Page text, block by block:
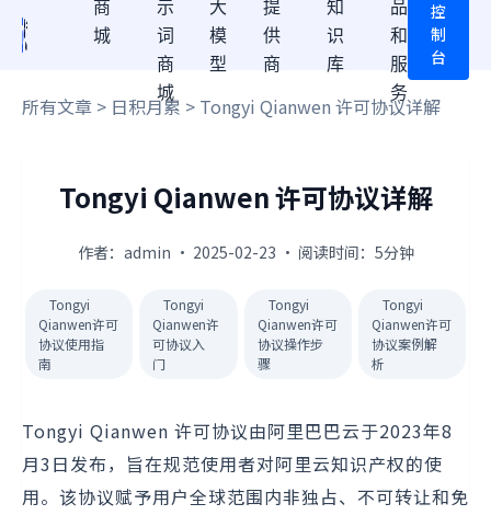
商
城
示
词
商
城
大
模
型
提
供
商
知
识
库
品
和
服
务
控
制
台
所有文章 > 日积月累 > Tongyi Qianwen 许可协议详解
Tongyi Qianwen 许可协议详解
作者：admin · 2025-02-23 · 阅读时间：5分钟
Tongyi
Qianwen许可
协议使用指
南
Tongyi
Qianwen许
可协议入
门
Tongyi
Qianwen许可
协议操作步
骤
Tongyi
Qianwen许可
协议案例解
析
Tongyi Qianwen 许可协议由阿里巴巴云于2023年8
月3日发布，旨在规范使用者对阿里云知识产权的使
用。该协议赋予用户全球范围内非独占、不可转让和免